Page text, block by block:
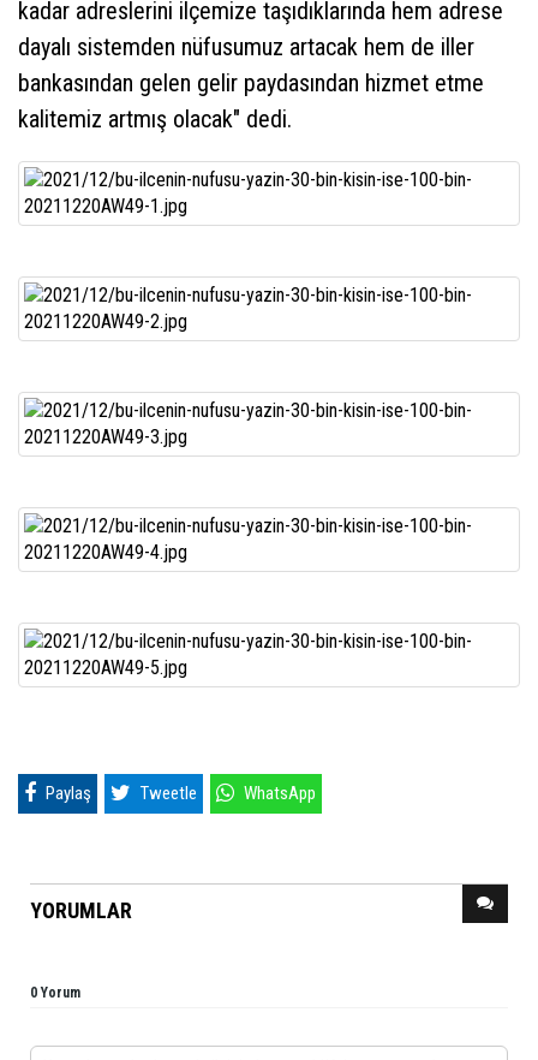
kadar adreslerini ilçemize taşıdıklarında hem adrese
dayalı sistemden nüfusumuz artacak hem de iller
bankasından gelen gelir paydasından hizmet etme
kalitemiz artmış olacak" dedi.
Paylaş Tweetle WhatsApp
YORUMLAR
0 Yorum